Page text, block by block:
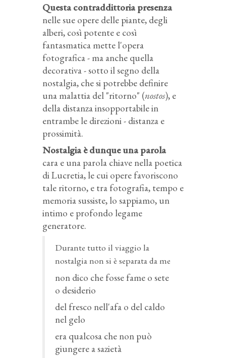
Questa contraddittoria presenza
nelle sue opere delle piante, degli
alberi, così potente e così
fantasmatica mette l'opera
fotografica - ma anche quella
decorativa - sotto il segno della
nostalgia, che si potrebbe definire
una malattia del "ritorno" (nostos), e
della distanza insopportabile in
entrambe le direzioni - distanza e
prossimità.
Nostalgia è dunque una parola
cara e una parola chiave nella poetica
di Lucretia, le cui opere favoriscono
tale ritorno, e tra fotografia, tempo e
memoria sussiste, lo sappiamo, un
intimo e profondo legame
generatore.
Durante tutto il viaggio la
nostalgia non si è separata da me
non dico che fosse fame o sete
o desiderio
del fresco nell'afa o del caldo
nel gelo
era qualcosa che non può
giungere a sazietà